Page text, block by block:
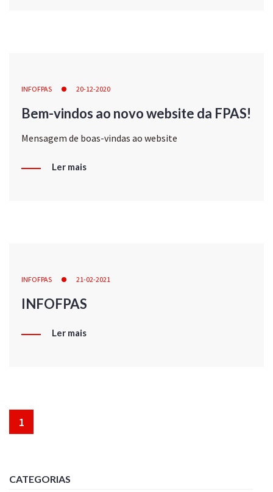
INFOFPAS 20-12-2020
Bem-vindos ao novo website da FPAS!
Mensagem de boas-vindas ao website
Ler mais
INFOFPAS 21-02-2021
INFOFPAS
Ler mais
1
CATEGORIAS